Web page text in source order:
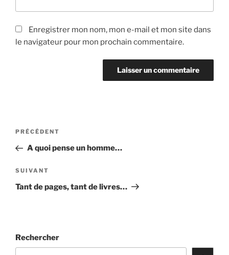
Enregistrer mon nom, mon e-mail et mon site dans
le navigateur pour mon prochain commentaire.
Navigation
l’article
Article
précédent
PRÉCÉDENT
A quoi pense un homme…
Article
suivant
SUIVANT
Tant de pages, tant de livres…
Rechercher